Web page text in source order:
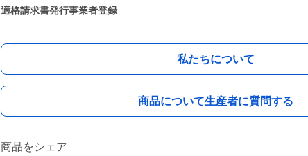
適格請求書発行事業者登録
私たちについて
商品について生産者に質問する
商品をシェア